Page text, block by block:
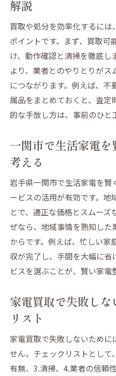
整理後の家電管理
買取と処分の違いを知
テレビやストーブ
得？
扇風機やプリンタ
健康器具など生活
う
買取と処分の選び
不要な家電を効率良く
テレビやプリンタ
法
扇風機や健康器具
点
説
家電整理を効率化
不要家電を賢く手
準
解説
買取や処分を効率化するに
ポイントです。まず、買取可
け、動作確認と清掃を徹底し
より、業者とのやりとりがス
につながります。例えば、
属品をまとめておくと、査定
的な手放し方は、事前のひと
一関市で生活家電
考える
岩手県一関市で生活家電を
ービスの活用が有効です。地
とで、適正な価格とスムーズ
ぜなら、地域事情を熟知し
からです。例えば、忙しい家
収が完了し、手間を大幅に省
ビスを選ぶことが、賢い家電
家電買取で失敗し
リスト
家電買取で失敗しないため
せん。チェックリストとして
有無、3.清掃、4.業者の信頼